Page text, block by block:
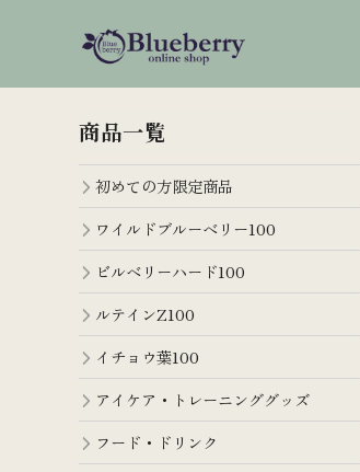
商品一覧
初めての方限定商品
ワイルドブルーベリー100
ビルベリーハード100
ルテインZ100
イチョウ葉100
アイケア・トレーニンググッズ
フード・ドリンク